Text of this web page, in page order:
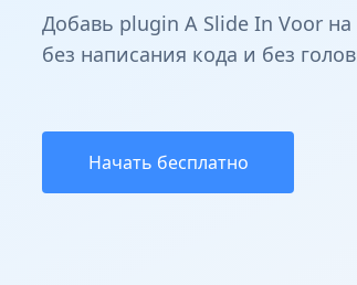
Добавь plugin A Slide In Voor на
без написания кода и без
Начать бесплатно